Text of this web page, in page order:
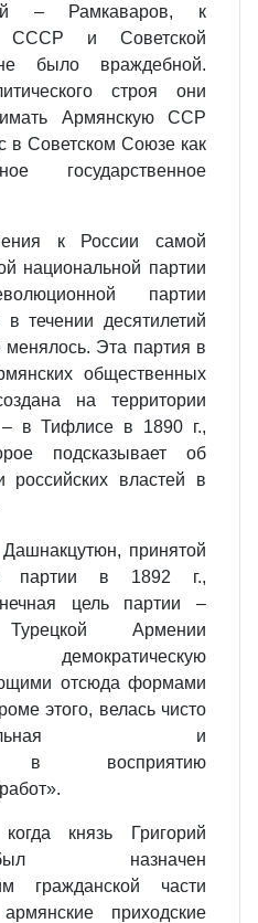
– Рамкаваров, к
СССР и Советской
было враждебной.
строя они
Армянскую ССР
в Советском Союзе как
государственное
к России самой
национальной партии
партии
течении десятилетий
менялось. Эта партия в
общественных
на территории
– в Тифлисе в 1890 г.,
подсказывает об
российских властей в
принятой
партии в 1892 г.,
цель партии –
Армении
демократическую
отсюда формами
этого, велась чисто
и
в восприятию
князь Григорий
назначен
гражданской части
приходские